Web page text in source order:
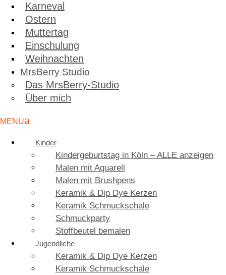
Karneval
Ostern
Muttertag
Einschulung
Weihnachten
MrsBerry Studio
Das MrsBerry-Studio
Über mich
Kinder
Kindergeburtstag in Köln – ALLE anzeigen
Malen mit Aquarell
Malen mit Brushpens
Keramik & Dip Dye Kerzen
Keramik Schmuckschale
Schmuckparty
Stoffbeutel bemalen
Jugendliche
Keramik & Dip Dye Kerzen
Keramik Schmuckschale